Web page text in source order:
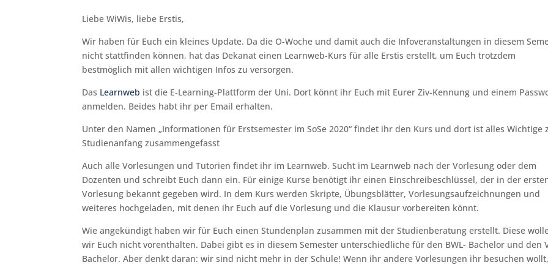
Liebe WiWis, liebe Erstis,
Wir haben für Euch ein kleines Update. Da die O-Woche und damit auch die Infoveranstaltungen in diesem
nicht stattfinden können, hat das Dekanat einen Learnweb-Kurs für alle Erstis erstellt, um Euch trotzdem
bestmöglich mit allen wichtigen Infos zu versorgen.
Das Learnweb ist die E-Learning-Plattform der Uni. Dort könnt ihr Euch mit Eurer Ziv-Kennung und einem
anmelden. Beides habt ihr per Email erhalten.
Unter den Namen „Informationen für Erstsemester im SoSe 2020“ findet ihr den Kurs und dort ist alles Wichtige
Studienanfang zusammengefasst
Auch alle Vorlesungen und Tutorien findet ihr im Learnweb. Sucht im Learnweb nach der Vorlesung oder dem
Dozenten und schreibt Euch dann ein. Für einige Kurse benötigt ihr einen Einschreibeschlüssel, der in der
Vorlesung bekannt gegeben wird. In dem Kurs werden Skripte, Übungsblätter, Vorlesungsaufzeichnungen und
weiteres hochgeladen, mit denen ihr Euch auf die Vorlesung und die Klausur vorbereiten könnt.
Wie angekündigt haben wir für Euch einen Stundenplan zusammen mit der Studienberatung erstellt. Diese
wir Euch nicht vorenthalten. Dabei gibt es in diesem Semester unterschiedliche für den BWL- Bachelor und den
Bachelor. Aber denkt daran: wir sind nicht mehr in der Schule! Wenn ihr andere Vorlesungen ihr besuchen wollt,